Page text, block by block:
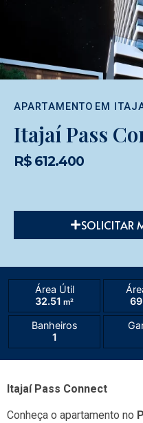
APARTAMENTO EM
Itajaí Pass
R$ 612.400
SOLICITAR
Área Útil
32.51 m²
Banheiros
1
Itajaí Pass Connect
Conheça o apartamento no